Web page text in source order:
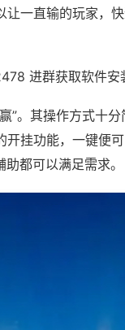
一直输的玩家，
进群获取软件安
”。其操作方式十
挂功能，一键便
都可以满足需求。